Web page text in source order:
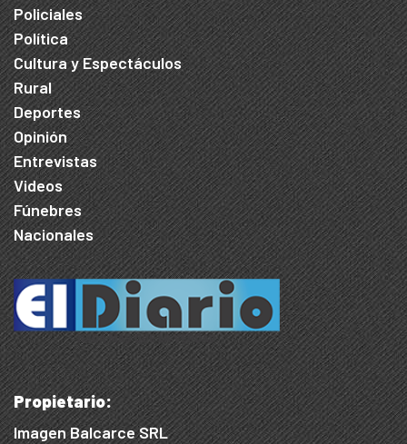
Policiales
Política
Cultura y Espectáculos
Rural
Deportes
Opinión
Entrevistas
Videos
Fúnebres
Nacionales
Propietario:
Imagen Balcarce SRL